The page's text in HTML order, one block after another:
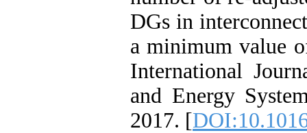
DGs in
a minimum value
International
and Energy
2017. [